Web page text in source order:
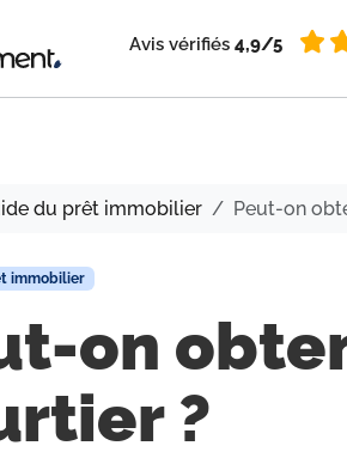
Avis vérifiés 4,9/5
du prêt immobilier Peut-on
immobilier
on
?